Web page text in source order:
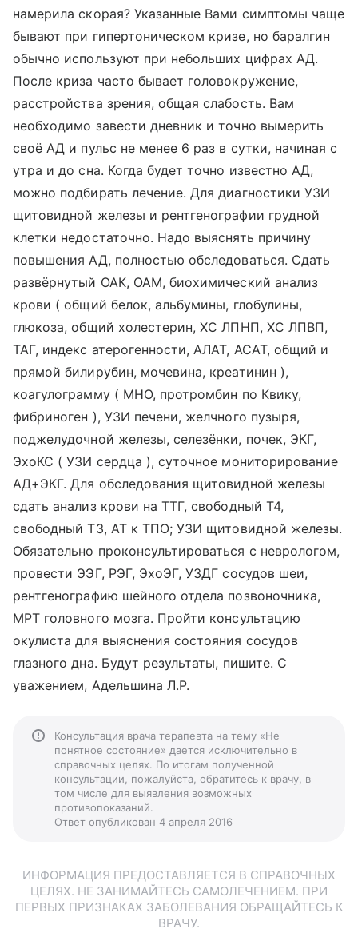
намерила скорая? Указанные Вами симптомы чаще
бывают при гипертоническом кризе, но баралгин
обычно используют при небольших цифрах АД.
После криза часто бывает головокружение,
расстройства зрения, общая слабость. Вам
необходимо завести дневник и точно вымерить
своё АД и пульс не менее 6 раз в сутки, начиная с
утра и до сна. Когда будет точно известно АД,
можно подбирать лечение. Для диагностики УЗИ
щитовидной железы и рентгенографии грудной
клетки недостаточно. Надо выяснять причину
повышения АД, полностью обследоваться. Сдать
развёрнутый ОАК, ОАМ, биохимический анализ
крови ( общий белок, альбумины, глобулины,
глюкоза, общий холестерин, ХС ЛПНП, ХС ЛПВП,
ТАГ, индекс атерогенности, АЛАТ, АСАТ, общий и
прямой билирубин, мочевина, креатинин ),
коагулограмму ( МНО, протромбин по Квику,
фибриноген ), УЗИ печени, желчного пузыря,
поджелудочной железы, селезёнки, почек, ЭКГ,
ЭхоКС ( УЗИ сердца ), суточное мониторирование
АД+ЭКГ. Для обследования щитовидной железы
сдать анализ крови на ТТГ, свободный Т4,
свободный Т3, АТ к ТПО; УЗИ щитовидной железы.
Обязательно проконсультироваться с неврологом,
провести ЭЭГ, РЭГ, ЭхоЭГ, УЗДГ сосудов шеи,
рентгенографию шейного отдела позвоночника,
МРТ головного мозга. Пройти консультацию
окулиста для выяснения состояния сосудов
глазного дна. Будут результаты, пишите. С
уважением, Адельшина Л.Р.
Консультация врача терапевта на тему «Не
понятное состояние» дается исключительно в
справочных целях. По итогам полученной
консультации, пожалуйста, обратитесь к врачу, в
том числе для выявления возможных
противопоказаний.
Ответ опубликован 4 апреля 2016
ИНФОРМАЦИЯ ПРЕДОСТАВЛЯЕТСЯ В СПРАВОЧНЫХ
ЦЕЛЯХ. НЕ ЗАНИМАЙТЕСЬ САМОЛЕЧЕНИЕМ. ПРИ
ПЕРВЫХ ПРИЗНАКАХ ЗАБОЛЕВАНИЯ ОБРАЩАЙТЕСЬ К
ВРАЧУ.